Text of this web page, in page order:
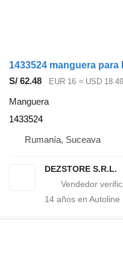
1433524 manguera
S/ 62.48
EUR 16 ≈ USD 18.49
Manguera
1433524
Rumanía, Suceava
DEZSTORE S.R.L.
14 años en Autoline